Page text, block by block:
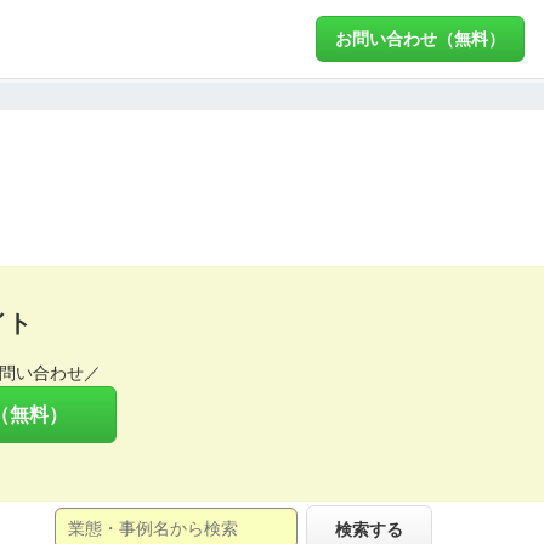
お問い合わせ（無料）
い合わせ／
料）
検索する